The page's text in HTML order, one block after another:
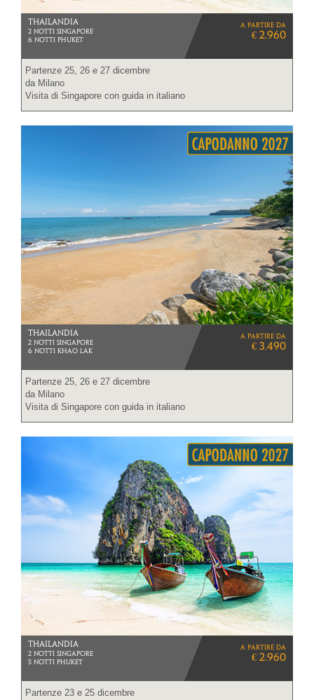
THAILANDIA
2 NOTTI SINGAPORE
6 NOTTI PHUKET
a partire da
€ 2.960
Partenze 25, 26 e 27 dicembre
da Milano
Visita di Singapore con guida in italiano
THAILANDIA
2 NOTTI SINGAPORE
6 NOTTI KHAO LAK
a partire da
€ 3.490
Partenze 25, 26 e 27 dicembre
da Milano
Visita di Singapore con guida in italiano
THAILANDIA
2 NOTTI SINGAPORE
5 NOTTI PHUKET
a partire da
€ 2.960
Partenze 23 e 25 dicembre